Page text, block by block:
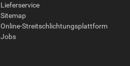
Lieferservice
Sitemap
Online-Streitschlichtungsplattform
Jobs